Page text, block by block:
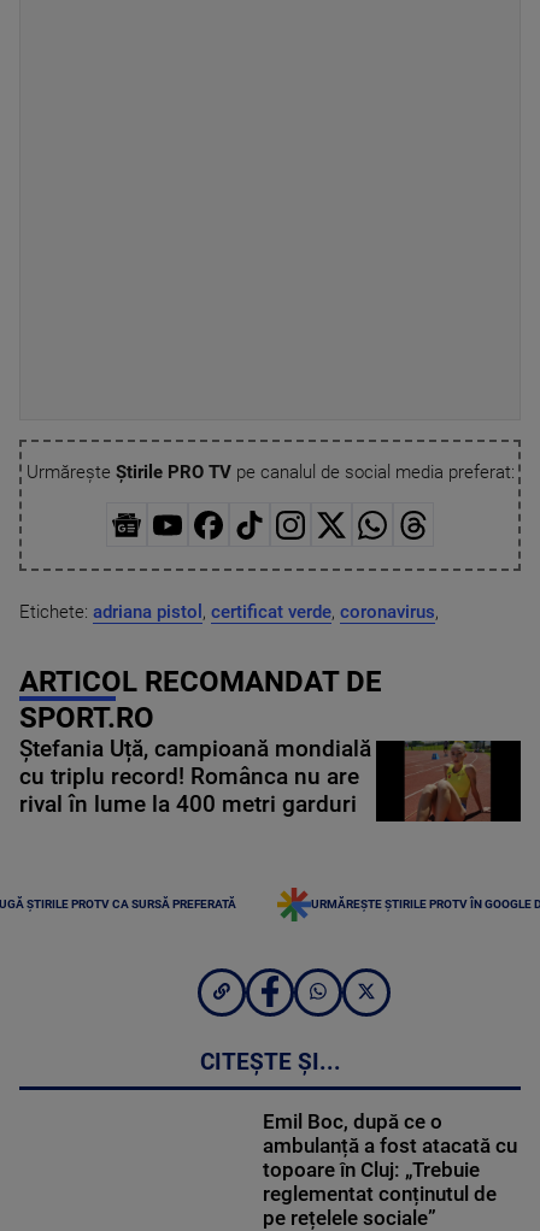
Urmărește Știrile PRO TVpe canalul de social media preferat:
Etichete: adriana pistol , certificat verde, coronavirus,
ARTICOL RECOMANDAT DE
SPORT.RO
Ștefania Uță, campioană mondială
cu triplu record! Românca nu are
rival în lume la 400 metri garduri
ȘTIRILE PROTV CA SURSĂ PREFERATĂ URMĂREȘTE ȘTIRILE PROTV ÎN GOOGLE
CITEȘTE ȘI...
Emil Boc, după ce o
ambulanță a fost atacată cu
topoare în Cluj: „Trebuie
reglementat conținutul de
pe rețelele sociale”